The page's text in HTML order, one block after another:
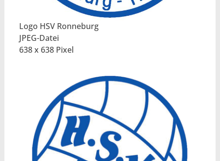
Logo HSV Ronneburg
JPEG-Datei
638 x 638 Pixel